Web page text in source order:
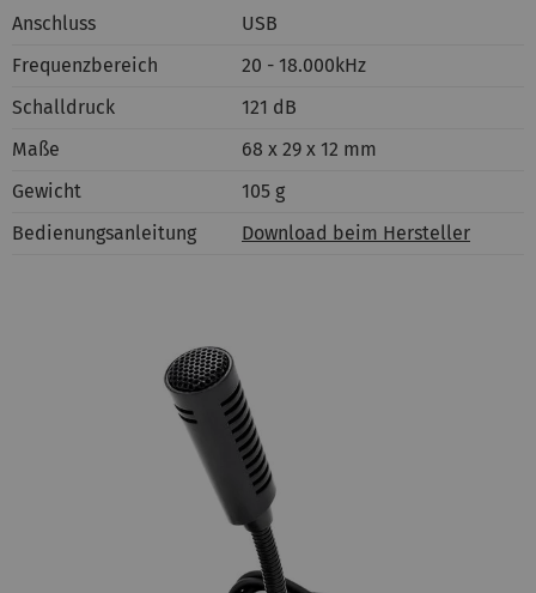
Anschluss
USB
Frequenzbereich
20 - 18.000kHz
Schalldruck
121 dB
Maße
68 x 29 x 12 mm
Gewicht
105 g
Bedienungsanleitung
Download beim Hersteller